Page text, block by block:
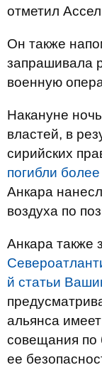
отметил
Он также
запрашивала
военную
Накануне
властей, в
сирийских
погибли
Анкара
воздуха по
Анкара также
й статьи
альянса
совещания по
ее